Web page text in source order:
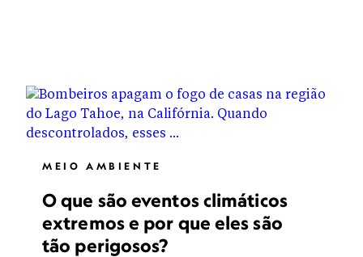
MEIO AMBIENTE
O que são eventos climáticos
extremos e por que eles são
tão perigosos?